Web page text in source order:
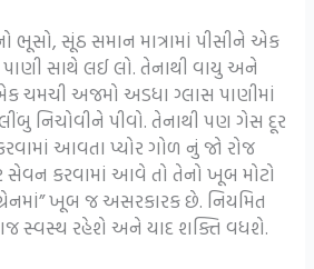
સૂંઠ સમાન માત્રામાં પીસીને એક
સાથે લઈ લો. તેનાથી વાયુ અને
ચમચી અજમો અડધા ગ્લાસ પાણીમાં
નિચોવીને પીવો. તેનાથી પણ ગેસ દૂર
આવતા પ્યોર ગોળ નું જો રોજ
સેવન કરવામાં આવે તો તેનો ખૂબ મોટો
ખૂબ જ અસરકારક છે. નિયમિત
સ્વસ્થ રહેશે અને યાદ શક્તિ વધશે.